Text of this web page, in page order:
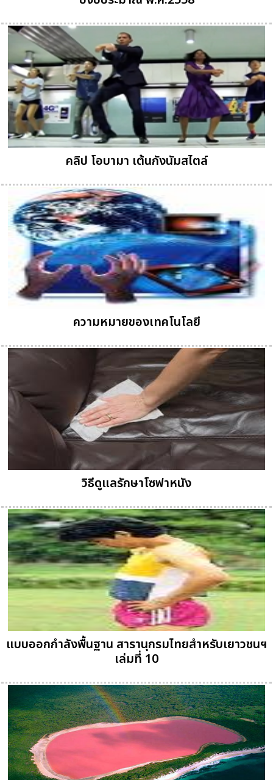
คลิป โอบามา เต้นกังนัมสไตล์
ความหมายของเทคโนโลยี
วิธีดูแลรักษาโซฟาหนัง
แบบออกกำลังพื้นฐาน สารานุกรมไทยสำหรับเยาวชนฯ
เล่มที่ 10